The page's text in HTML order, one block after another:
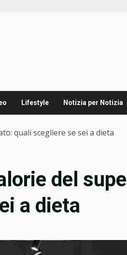
Lifestyle Notizia per Notizia
quali scegliere se sei a dieta
del
a dieta